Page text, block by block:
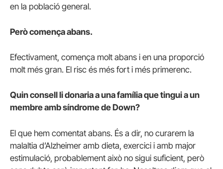
en la població general.
Però comença abans.
Efectivament, comença molt abans i en una proporció
molt més gran. El risc és més fort i més primerenc.
Quin consell li donaria a una família que tingui a un
membre amb síndrome de Down?
El que hem comentat abans. És a dir, no curarem la
malaltia d’Alzheimer amb dieta, exercici i amb major
estimulació, probablement això no sigui suficient, però